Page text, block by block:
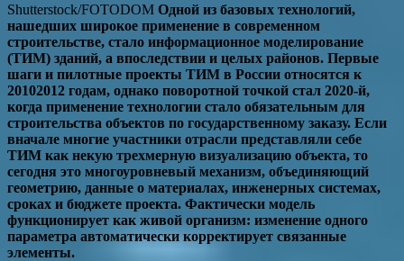
Shutterstock/FOTODOM Одной из базовых технологий,
нашедших широкое применение в современном
строительстве, стало информационное моделирование
(ТИМ) зданий, а впоследствии и целых районов. Первые
шаги и пилотные проекты ТИМ в России относятся к
20102012 годам, однако поворотной точкой стал 2020-й,
когда применение технологии стало обязательным для
строительства объектов по государственному заказу. Если
вначале многие участники отрасли представляли себе
ТИМ как некую трехмерную визуализацию объекта, то
сегодня это многоуровневый механизм, объединяющий
геометрию, данные о материалах, инженерных системах,
сроках и бюджете проекта. Фактически модель
функционирует как живой организм: изменение одного
параметра автоматически корректирует связанные
элементы.